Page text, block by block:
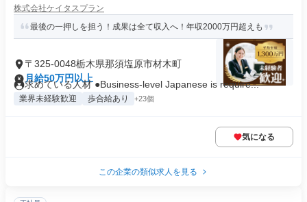
株式会社ケイタスプラン
最後の一押しを担う！成果は全て収入へ！年収2000万円超えも
〒325-0048栃木県那須塩原市材木町
月給50万円以上
求めている人材 ●Business-level Japanese is require...
業界未経験歓迎 歩合給あり +23個
気になる
この企業の類似求人を見る